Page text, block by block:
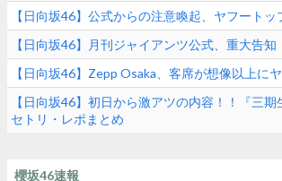
【日向坂46】公式からの注意喚起、ヤフートッ
【日向坂46】月刊ジャイアンツ公式、重大告知
【日向坂46】Zepp Osaka、客席が想像以上に
【日向坂46】初日から激アツの内容！！『三
セトリ・レポまとめ
櫻坂46速報